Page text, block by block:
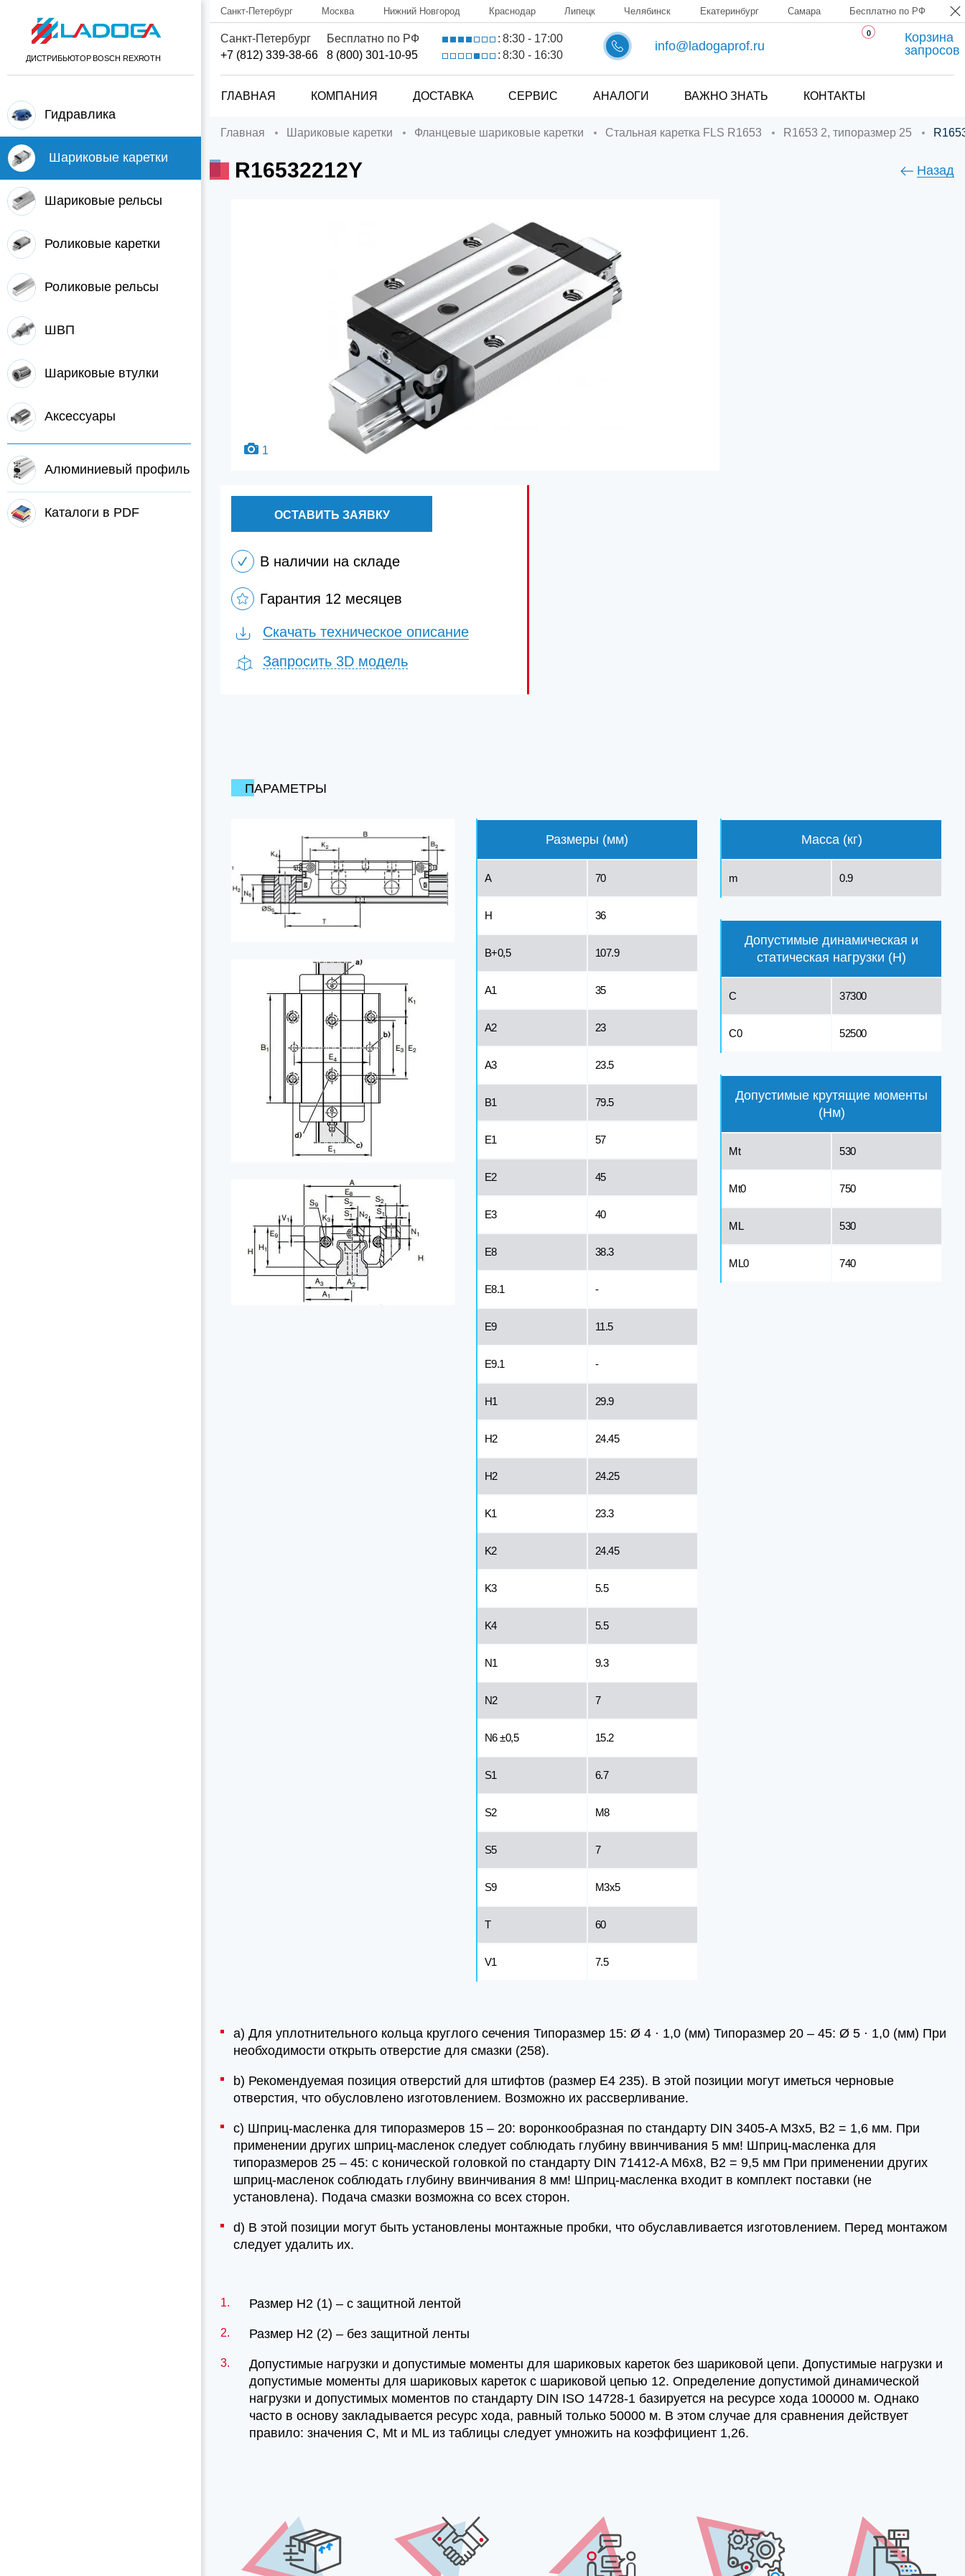
ДИСТРИБЬЮТОР BOSCH REXROTH
Гидравлика
Шариковые каретки
Шариковые рельсы
Роликовые каретки
Роликовые рельсы
ШВП
Шариковые втулки
Аксессуары
Алюминиевый профиль
Каталоги в PDF
Санкт-Петербург Москва Нижний Новгород Краснодар Липецк Челябинск Екатеринбург Самара Бесплатно по РФ
Санкт-Петербург
+7 (812) 339-38-66
Бесплатно по РФ
8 (800) 301-10-95
: 8:30 - 17:00
: 8:30 - 16:30
info@ladogaprof.ru
0
Корзина
запросов
ГЛАВНАЯ КОМПАНИЯ ДОСТАВКА СЕРВИС АНАЛОГИ ВАЖНО ЗНАТЬ КОНТАКТЫ
Главная Шариковые каретки Фланцевые шариковые каретки Стальная каретка FLS R1653 R1653 2, типоразмер 25
R16532212Y Назад
1
ОСТАВИТЬ ЗАЯВКУ
В наличии на складе
Гарантия 12 месяцев
Скачать техническое описание
Запросить 3D модель
ПАРАМЕТРЫ
Размеры (мм)
A 70
H 36
B+0,5 107.9
A1 35
A2 23
A3 23.5
B1 79.5
E1 57
E2 45
E3 40
E8 38.3
E8.1 -
E9 11.5
E9.1 -
H1 29.9
H2 24.45
H2 24.25
K1 23.3
K2 24.45
K3 5.5
K4 5.5
N1 9.3
N2 7
N6 ±0,5 15.2
S1 6.7
S2 M8
S5 7
S9 M3x5
T 60
V1 7.5
Масса (кг)
m 0.9
Допустимые динамическая и
статическая нагрузки (Н)
C 37300
C0 52500
Допустимые крутящие моменты
(Нм)
Mt 530
Mt0 750
ML 530
ML0 740
а) Для уплотнительного кольца круглого сечения Типоразмер 15: Ø 4 · 1,0 (мм) Типоразмер 20 – 45: Ø 5 · 1,0 (мм) При
необходимости открыть отверстие для смазки (258).
b) Рекомендуемая позиция отверстий для штифтов (размер E4 235). В этой позиции могут иметься черновые
отверстия, что обусловлено изготовлением. Возможно их рассверливание.
c) Шприц-масленка для типоразмеров 15 – 20: воронкообразная по стандарту DIN 3405-A M3x5, B2 = 1,6 мм. При
применении других шприц-масленок следует соблюдать глубину ввинчивания 5 мм! Шприц-масленка для
типоразмеров 25 – 45: с конической головкой по стандарту DIN 71412-A M6x8, B2 = 9,5 мм При применении других
шприц-масленок соблюдать глубину ввинчивания 8 мм! Шприц-масленка входит в комплект поставки (не
установлена). Подача смазки возможна со всех сторон.
d) В этой позиции могут быть установлены монтажные пробки, что обуславливается изготовлением. Перед монтажом
следует удалить их.
Размер H2 (1) – с защитной лентой
Размер H2 (2) – без защитной ленты
Допустимые нагрузки и допустимые моменты для шариковых кареток без шариковой цепи. Допустимые нагрузки и
допустимые моменты для шариковых кареток с шариковой цепью 12. Определение допустимой динамической
нагрузки и допустимых моментов по стандарту DIN ISO 14728-1 базируется на ресурсе хода 100000 м. Однако
часто в основу закладывается ресурс хода, равный только 50000 м. В этом случае для сравнения действует
правило: значения C, Mt и ML из таблицы следует умножить на коэффициент 1,26.